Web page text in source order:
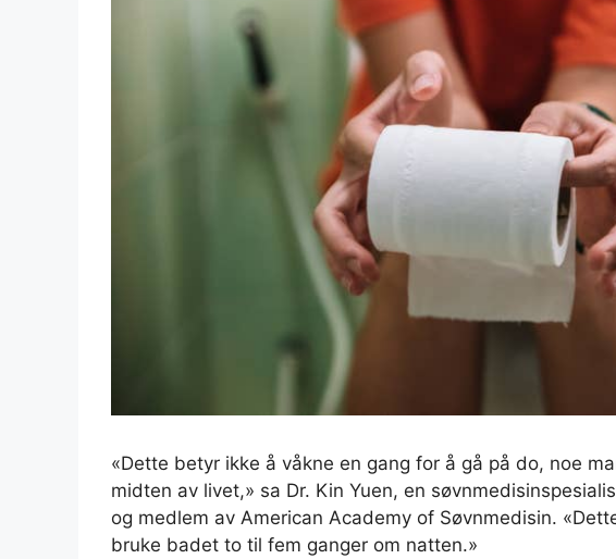
«Dette betyr ikke å våkne en gang for å gå på do, noe
midten av livet,» sa Dr. Kin Yuen, en
og medlem av American Academy of Søvnmedisin.
bruke badet to til fem ganger om natten.»